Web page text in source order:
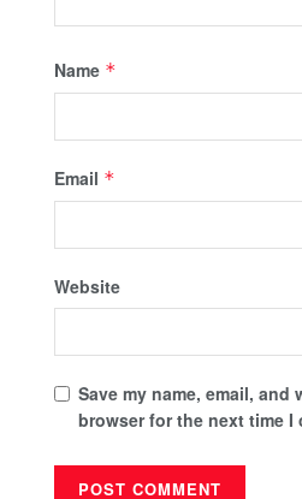
Name *
Email *
Website
Save my name, email, and
browser for the next time I